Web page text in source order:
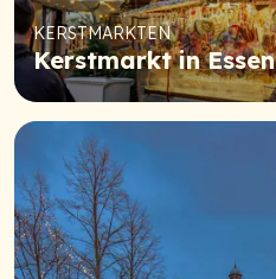
KERSTMARKTEN
Kerstmarkt in Essen